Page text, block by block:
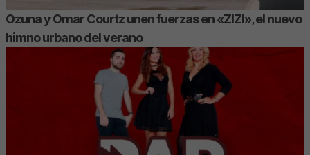
Ozuna y Omar Courtz unen fuerzas en «ZIZI», el nuevo
himno urbano del verano